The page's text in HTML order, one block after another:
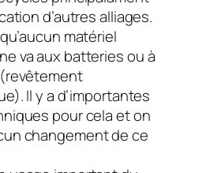
d’autres alliages.
matériel
va aux batteries ou à
Il y a d’importantes
pour cela et on
changement de ce